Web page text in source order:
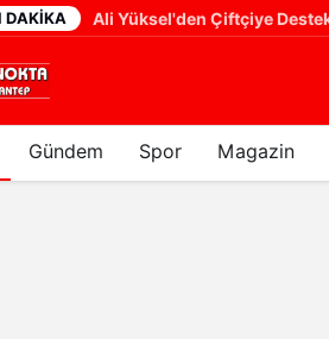
DAKIKA
10 saat önce
Gündem Spor Magazin